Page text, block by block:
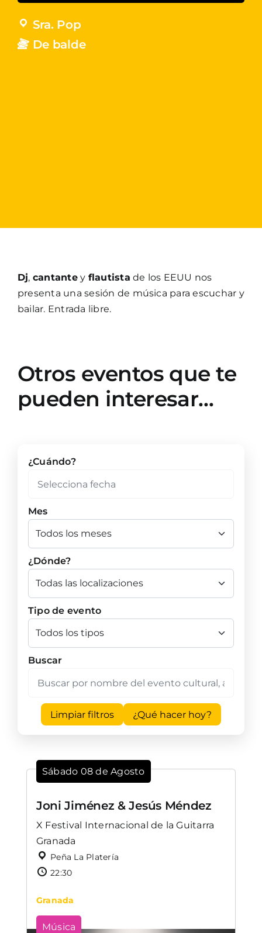
Sra. Pop
De balde
Dj, cantantey flautista de los EEUU nos
presenta una sesión de música para escuchar y
bailar. Entrada libre.
Otros eventos que te
pueden interesar…
¿Cuándo?
Mes
¿Dónde?
Tipo de evento
Buscar
Limpiar filtros ¿Qué hacer hoy?
Sábado 08 de Agosto
Joni Jiménez & Jesús Méndez
X Festival Internacional de la Guitarra
Granada
Peña La Platería
22:30
Granada
Música